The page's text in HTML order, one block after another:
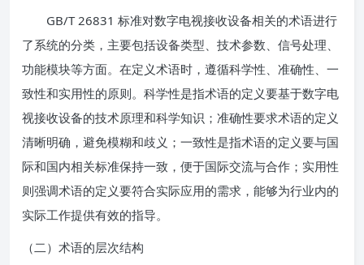
GB/T 26831 标准对数字电视接收设备相关的术语进行
了系统的分类，主要包括设备类型、技术参数、信号处理、
功能模块等方面。在定义术语时，遵循科学性、准确性、一
致性和实用性的原则。科学性是指术语的定义要基于数字电
视接收设备的技术原理和科学知识；准确性要求术语的定义
清晰明确，避免模糊和歧义；一致性是指术语的定义要与国
际和国内相关标准保持一致，便于国际交流与合作；实用性
则强调术语的定义要符合实际应用的需求，能够为行业内的
实际工作提供有效的指导。
（二）术语的层次结构